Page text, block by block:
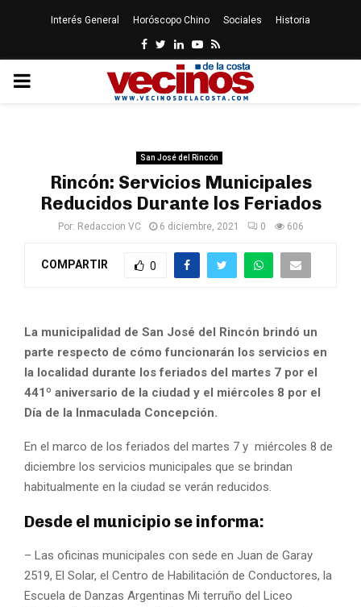
Interés General Horóscopo Chino Sociales Historia
Facebook
Twitter
LinkedinYoutube
Rss
PRIMARY
San José del Rincón
Rincón: Servicios Municipales
Reducidos Durante los Feriados
Por: Redaccion VC 6 diciembre, 2021 0 606
COMPARTIR 0
La municipalidad de San José del Rincón brindó un
parte respecto de cómo funcionarán los servicios en
la localidad durante los feriados del martes 7 por el
441º aniversario de la ciudad y el miércoles 8 por el
Día de la Inmaculada Concepción.
En el marco de los feriados del martes 7 y miércoles 8 de
diciembre los servicios municipales que se brindan
habitualmente en la ciudad se verán reducidos.
Desde el municipio se informa:
– Las oficinas municipales con sede en Juan de Garay
2519, El Solar, el Centro de Habilitación de Conductores, la
Escuela de Danzas Argentinas Mi terruño del Liceo